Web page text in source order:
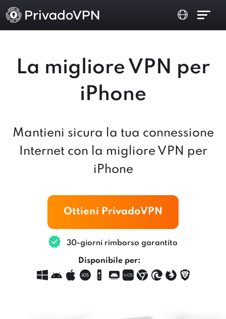
La migliore VPN per
iPhone
Mantieni sicura la tua connessione
Internet con la migliore VPN per
iPhone
Ottieni PrivadoVPN
30-giorni rimborso garantito
Disponibile per: